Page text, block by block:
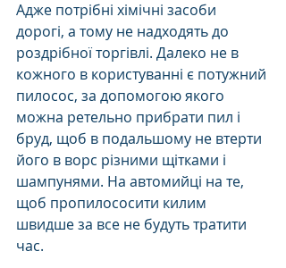
Адже потрібні хімічні засоби
дорогі, а тому не надходять до
роздрібної торгівлі. Далеко не в
кожного в користуванні є потужний
пилосос, за допомогою якого
можна ретельно прибрати пил і
бруд, щоб в подальшому не втерти
його в ворс різними щітками і
шампунями. На автомийці на те,
щоб пропилососити килим
швидше за все не будуть тратити
час.